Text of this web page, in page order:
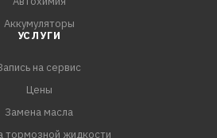
Аккумуляторы
УСЛУГИ
на сервис
Цены
Замена масла
тормозной жидкости